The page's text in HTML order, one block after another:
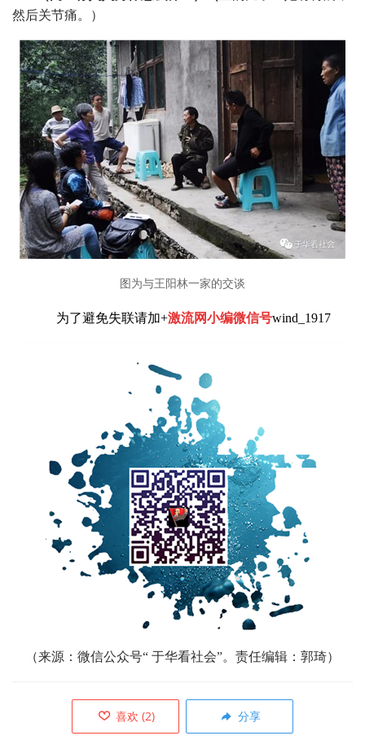
然后关节痛。）
图为与王阳林一家的交谈
为了避免失联请加+激流网小编微信号wind_1917
（来源：微信公众号“ 于华看社会”。责任编辑：郭琦）
喜欢 (2) 分享